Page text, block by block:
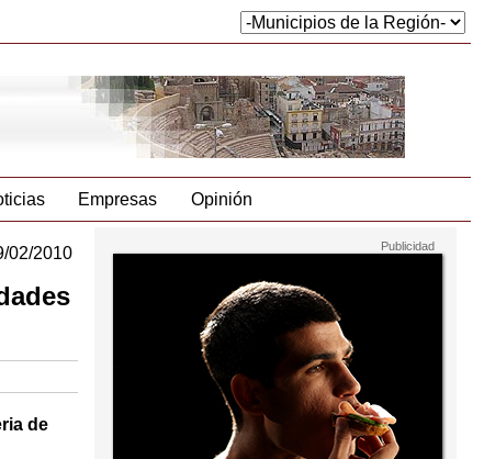
Empresas Opinión
02/2010
de